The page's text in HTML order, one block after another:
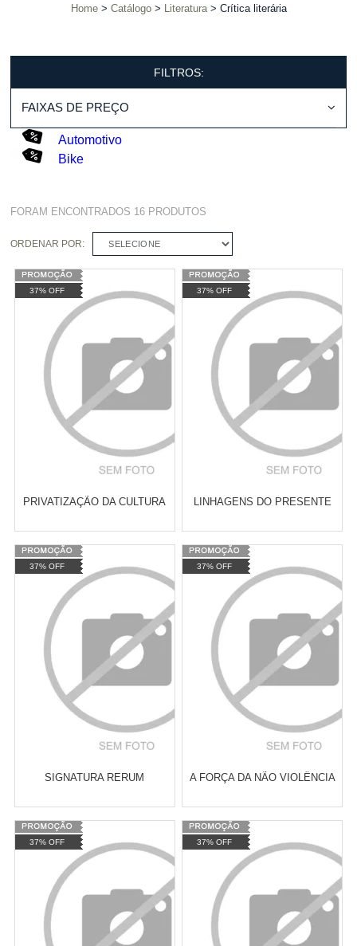
Home Catálogo Literatura Crítica literária
FILTROS:
FAIXAS DE PREÇO
Automotivo
Bike
FORAM ENCONTRADOS 16 PRODUTOS
ORDENAR POR: SELECIONE
37% OFF
PRIVATIZAÇÃO DA CULTURA
Varejo:
Atacado: R$ 2.550,90 (Apenas
Revendedor)
10 x
SOCIOLOGIA DA CULTURA
COMPRAR
37% OFF
LINHAGENS DO PRESENTE
Varejo:
Atacado: R$ 2.550,90 (Apenas
Revendedor)
10
Cat:
COMPRAR
37% OFF
SIGNATURA RERUM
Varejo:
Atacado: R$ 2.550,90 (Apenas
Revendedor)
10 x
POLÍTICA BRASILEIRA
COMPRAR
37% OFF
A FORÇA DA NÃO VIOLÊNCIA
Varejo:
Atacado: R$ 2.550,90 (Apenas
Revendedor)
10
MOVIMENTOS POLÍTICO-
SOCIAIS
COMPRAR
37% OFF 37% OFF